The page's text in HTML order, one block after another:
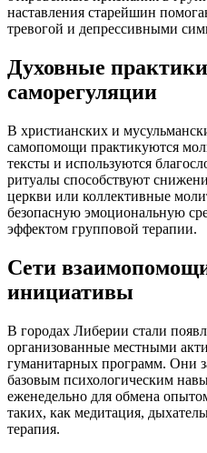
наставления старейшин
тревогой и депрессивными
Духовные
саморегуляции
В христианских и
самопомощи практикуются
тексты и используются
ритуалы способствуют
церкви или коллективные
безопасную эмоциональную
эффектом групповой терапии.
Сети
инициативы
В городах Либерии стали
организованные местными
гуманитарных программ. Они
базовым психологическим
еженедельно для обмена
таких, как медитация,
терапия.